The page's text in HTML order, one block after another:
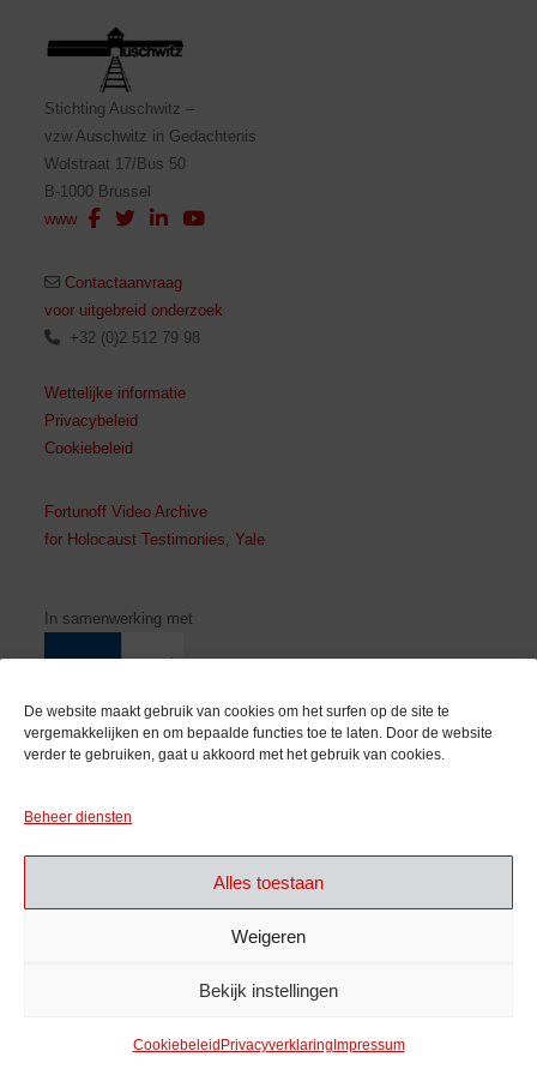
De website maakt gebruik van cookies om het surfen op de site te
vergemakkelijken en om bepaalde functies toe te laten. Door de website
verder te gebruiken, gaat u akkoord met het gebruik van cookies.
Beheer diensten
Alles toestaan
Weigeren
Bekijk instellingen
Cookiebeleid Privacyverklaring Impressum
Stichting Auschwitz –
vzw Auschwitz in Gedachtenis
Wolstraat 17/Bus 50
B-1000 Brussel
www
Contactaanvraag
voor uitgebreid onderzoek
+32 (0)2 512 79 98
Wettelijke informatie
Privacybeleid
Cookiebeleid
Fortunoff Video Archive
for Holocaust Testimonies, Yale
In samenwerking met